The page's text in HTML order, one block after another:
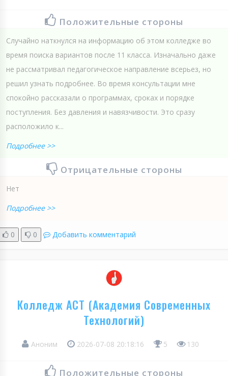
Положительные стороны
Случайно наткнулся на информацию об этом колледже во
время поиска вариантов после 11 класса. Изначально даже
не рассматривал педагогическое направление всерьез, но
решил узнать подробнее. Во время консультации мне
спокойно рассказали о программах, сроках и порядке
поступления. Без давления и навязчивости. Это сразу
расположило к...
Подробнее >>
Отрицательные стороны
Нет
Подробнее >>
0 0 Добавить комментарий
Колледж АСТ (Академия Современных
Технологий)
Аноним 2026-07-08 20:18:16 5 130
Положительные стороны